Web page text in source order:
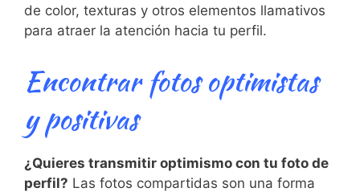
de color, texturas y otros elementos llamativos
para atraer la atención hacia tu perfil.
Encontrar fotos optimistas
y positivas
¿Quieres transmitir optimismo con tu foto de
perfil? Las fotos compartidas son una forma